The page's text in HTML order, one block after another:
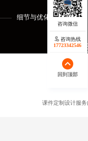
细节与优化
课件定制设计服
咨询热线
17723342546
回到顶部